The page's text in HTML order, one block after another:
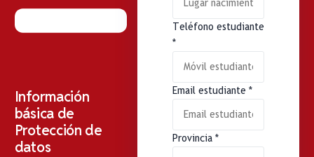
Información
básica de
Protección de
datos
Teléfono estudiante
*
Email estudiante *
Provincia *